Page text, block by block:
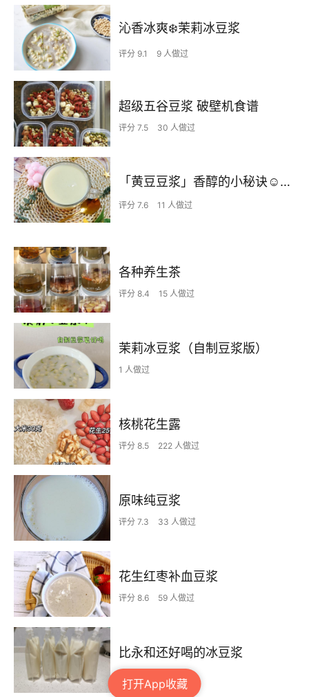
打开App收藏
沁香冰爽❄️茉莉冰豆浆
评分 9.1 9 人做过
超级五谷豆浆 破壁机食谱
评分 7.5 30 人做过
「黄豆豆浆」香醇的小秘诀☺ง☺ง☺ง
评分 7.6 11 人做过
各种养生茶
评分 8.4 15 人做过
茉莉冰豆浆（自制豆浆版）
1 人做过
核桃花生露
评分 8.5 222 人做过
原味纯豆浆
评分 7.3 33 人做过
花生红枣补血豆浆
评分 8.6 59 人做过
比永和还好喝的冰豆浆